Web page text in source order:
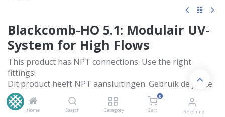
Home Search Category
0
Cart Rekening
Blackcomb-HO 5.1: Modulair UV-
System for High Flows
This product has NPT connections. Use the right
fittings!
Dit product heeft NPT aansluitingen. Gebruik de juiste
koppelingen!